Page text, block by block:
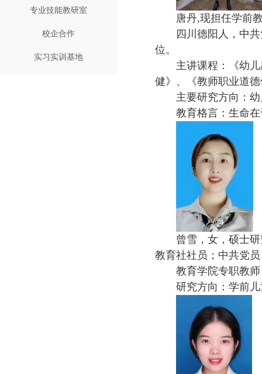
专业技能教研室
校企合作
实习实训基地
唐丹,现担任学前
四川德阳人，中
位。
主讲课程：《幼
健》、《教师职业道
主要研究方向：
教育格言：生命
曾雪，女，硕士
教育社社员；中共党员
教育学院专职教
研究方向：学前